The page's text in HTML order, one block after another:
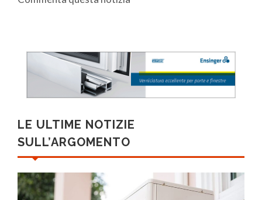
LE ULTIME NOTIZIE
SULL’ARGOMENTO